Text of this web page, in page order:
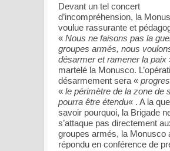
Devant un tel concert
d’incompréhension, la
voulue rassurante et
« Nous ne faisons pas la
groupes armés, nous
désarmer et ramener la paix
martelé la Monusco.
désarmement sera «
« le périmètre de la zone de
pourra être étendu« . A la
savoir pourquoi, la Brigade
s’attaque pas directement
groupes armés, la Monusco
répondu en conférence de